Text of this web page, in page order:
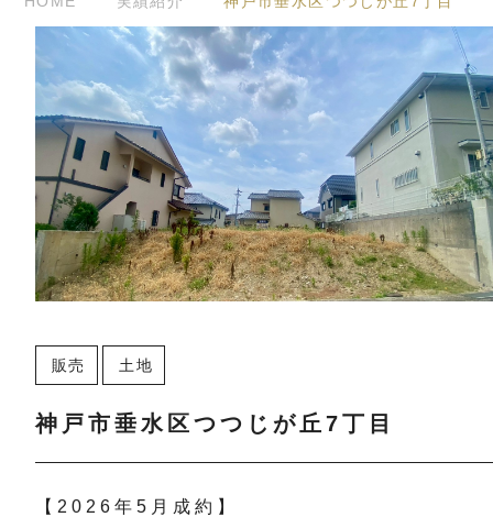
販売 土地
神戸市垂水区つつじが丘7丁目
【2026年5月成約】